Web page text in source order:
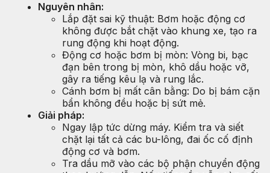
Nguyên nhân:
Lắp đặt sai kỹ thuật: Bơm hoặc động cơ
không được bắt chặt vào khung xe, tạo ra
rung động khi hoạt động.
Động cơ hoặc bơm bị mòn: Vòng bi, bạc
đạn bên trong bị mòn, khô dầu hoặc vỡ,
gây ra tiếng kêu lạ và rung lắc.
Cánh bơm bị mất cân bằng: Do bị bám cặn
bẩn không đều hoặc bị sứt mẻ.
Giải pháp:
Ngay lập tức dừng máy. Kiểm tra và siết
chặt lại tất cả các bu-lông, đai ốc cố định
động cơ và bơm.
Tra dầu mỡ vào các bộ phận chuyển động